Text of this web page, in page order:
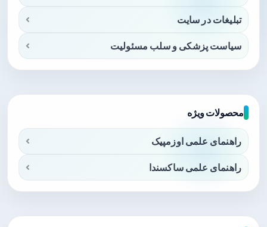
تبلیغات در سایت
سیاست پزشکی و سلب مسئولیت
محصولات ویژه
راهنمای علمی اوزمپیک
راهنمای علمی ساکسندا